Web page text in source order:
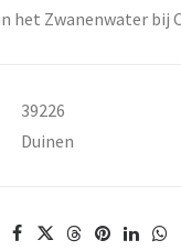
het Zwanenwater bij
39226
Duinen